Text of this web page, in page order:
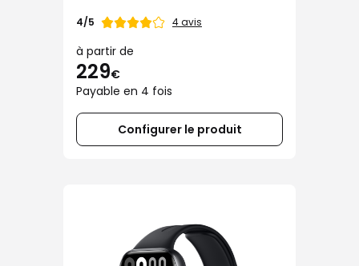
Note
4/5 4 avis
à partir de
229€
Payable en 4 fois
Configurer le produit